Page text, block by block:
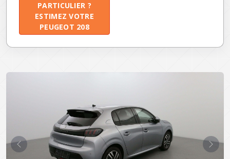
PARTICULIER ?
ESTIMEZ VOTRE
PEUGEOT 208
Précédent